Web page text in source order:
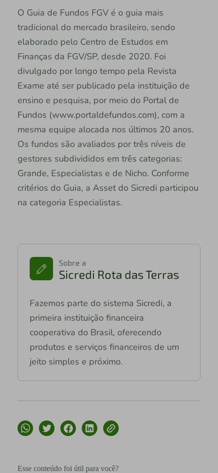
O Guia de Fundos FGV é o guia mais
tradicional do mercado brasileiro, sendo
elaborado pelo Centro de Estudos em
Finanças da FGV/SP, desde 2020. Foi
divulgado por longo tempo pela Revista
Exame até ser publicado pela instituição de
ensino e pesquisa, por meio do Portal de
Fundos (www.portaldefundos.com), com a
mesma equipe alocada nos últimos 20 anos.
Os fundos são avaliados por três níveis de
gestores subdivididos em três categorias:
Grande, Especialistas e de Nicho. Conforme
critérios do Guia, a Asset do Sicredi participou
na categoria Especialistas.
Sobre a
Sicredi Rota das Terras
Fazemos parte do sistema Sicredi, a
primeira instituição financeira
cooperativa do Brasil, oferecendo
produtos e serviços financeiros de um
jeito simples e próximo.
Esse conteúdo foi útil para você?